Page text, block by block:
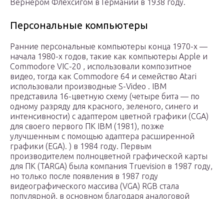
Вернером Флехсигом в Германии в 1938 году.
Персональные компьютеры
Ранние персональные компьютеры конца 1970-х —
начала 1980-х годов, такие как компьютеры Apple и
Commodore VIC-20 , использовали композитное
видео, тогда как Commodore 64 и семейство Atari
использовали производные S-Video . IBM
представила 16-цветную схему (четыре бита — по
одному разряду для красного, зеленого, синего и
интенсивности) с адаптером цветной графики (CGA)
для своего первого ПК IBM (1981), позже
улучшенным с помощью адаптера расширенной
графики (EGA). ) в 1984 году. Первым
производителем полноцветной графической карты
для ПК (TARGA) была компания Truevision в 1987 году,
но только после появления в 1987 году
видеографического массива (VGA) RGB стала
популярной, в основном благодаря аналоговой